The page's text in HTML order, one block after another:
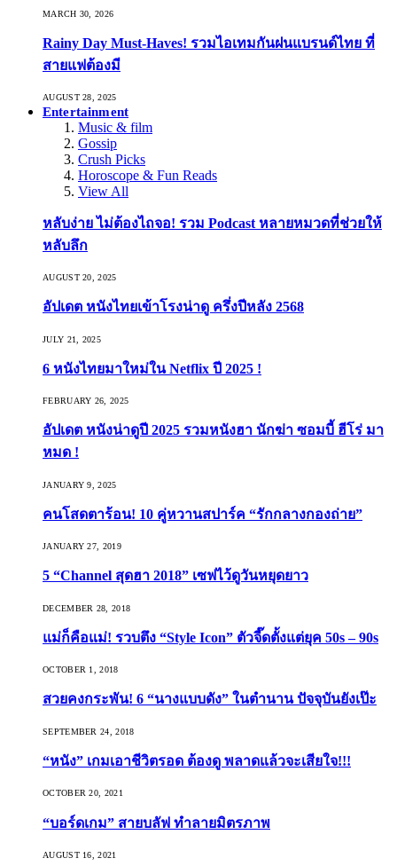
MARCH 30, 2026
Rainy Day Must-Haves! รวมไอเทมกันฝนแบรนด์ไทย ที่
สายแฟต้องมี
AUGUST 28, 2025
Entertainment
Music & film
Gossip
Crush Picks
Horoscope & Fun Reads
View All
หลับง่าย ไม่ต้องไถจอ! รวม Podcast หลายหมวดที่ช่วยให้
หลับลึก
AUGUST 20, 2025
อัปเดต หนังไทยเข้าโรงน่าดู ครึ่งปีหลัง 2568
JULY 21, 2025
6 หนังไทยมาใหม่ใน Netflix ปี 2025 !
FEBRUARY 26, 2025
อัปเดต หนังน่าดูปี 2025 รวมหนังฮา นักฆ่า ซอมบี้ ฮีโร่ มา
หมด !
JANUARY 9, 2025
คนโสดตาร้อน! 10 คู่หวานสปาร์ค “รักกลางกองถ่าย”
JANUARY 27, 2019
5 “Channel สุดฮา 2018” เซฟไว้ดูวันหยุดยาว
DECEMBER 28, 2018
แม่ก็คือแม่! รวบตึง “Style Icon” ตัวจี๊ดตั้งแต่ยุค 50s – 90s
OCTOBER 1, 2018
สวยคงกระพัน! 6 “นางแบบดัง” ในตำนาน ปัจจุบันยังเป๊ะ
SEPTEMBER 24, 2018
“หนัง” เกมเอาชีวิตรอด ต้องดู พลาดแล้วจะเสียใจ!!!
OCTOBER 20, 2021
“บอร์ดเกม” สายบลัฟ ทำลายมิตรภาพ
AUGUST 16, 2021